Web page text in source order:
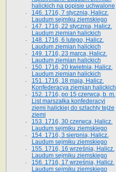
halickich na popisie uchwalone
146. 1716, 7 stycznia, Halicz.
Laudum sejmiku ziemskiego
147. 1716, 22 stycznia, Halicz.
Laudum ziemian halickich
148. 1716, 6 lutego, Halicz.
Laudum ziemian halickich
149. 1716, 23 marca, Halicz.
Laudum ziemian halickich
150. 1716, 20 kwietnia, Halicz.
Laudum ziemian halickich
151. 1716, 18 maja, Halicz.
Konfederacya ziemian halickich
152. 1716, po 15 czerwca, b. m.
List marszałka konfederacyi
ziemi halickiej do szlachty tejże
ziemi
153. 1716, 30 czerwca, Halicz.
Laudum sejmiku ziemskiego
154. 1716, 3 sierpnia, Halicz.
Laudum sejmiku ziemskiego
155. 1716, 16 września, Halicz.
Laudum sejmiku ziemskiego
156. 1716, 17 września, Halicz.
Laudum sejmiku ziemskiego